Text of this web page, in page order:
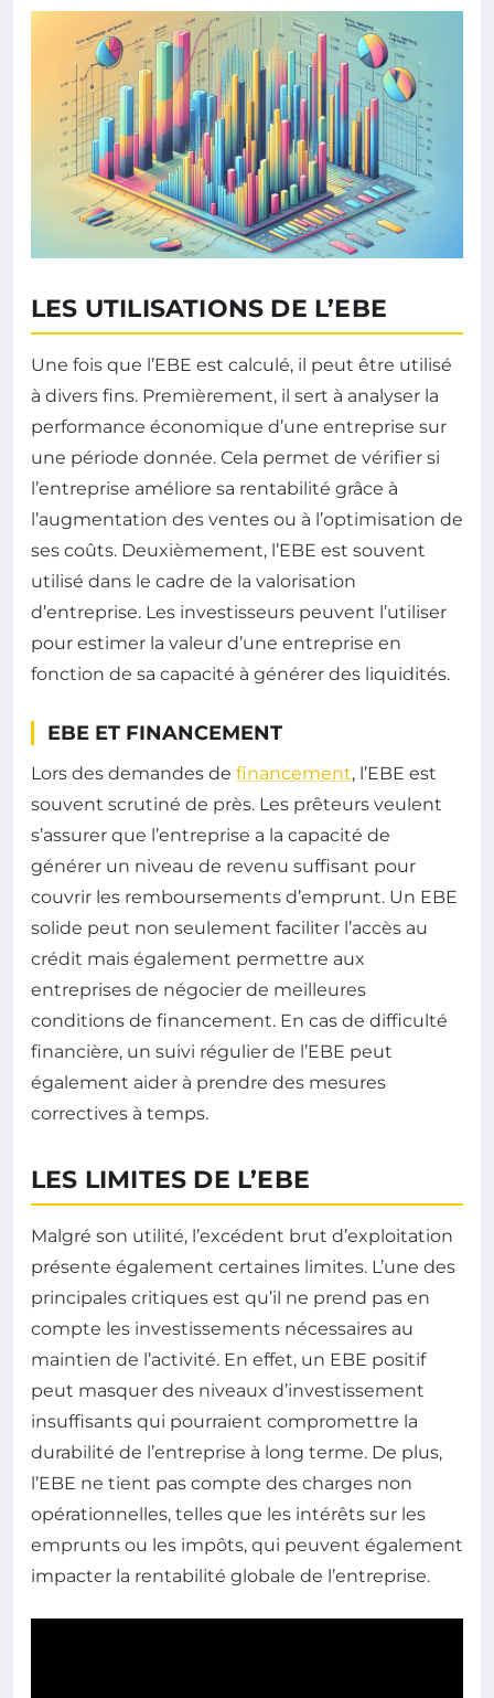
LES UTILISATIONS DE L’EBE
Une fois que l’EBE est calculé, il peut être utilisé
à divers fins. Premièrement, il sert à analyser la
performance économique d’une entreprise sur
une période donnée. Cela permet de vérifier si
l’entreprise améliore sa rentabilité grâce à
l’augmentation des ventes ou à l’optimisation de
ses coûts. Deuxièmement, l’EBE est souvent
utilisé dans le cadre de la valorisation
d’entreprise. Les investisseurs peuvent l’utiliser
pour estimer la valeur d’une entreprise en
fonction de sa capacité à générer des liquidités.
EBE ET FINANCEMENT
Lors des demandes de financement, l’EBE est
souvent scrutiné de près. Les prêteurs veulent
s’assurer que l’entreprise a la capacité de
générer un niveau de revenu suffisant pour
couvrir les remboursements d’emprunt. Un EBE
solide peut non seulement faciliter l’accès au
crédit mais également permettre aux
entreprises de négocier de meilleures
conditions de financement. En cas de difficulté
financière, un suivi régulier de l’EBE peut
également aider à prendre des mesures
correctives à temps.
LES LIMITES DE L’EBE
Malgré son utilité, l’excédent brut d’exploitation
présente également certaines limites. L’une des
principales critiques est qu’il ne prend pas en
compte les investissements nécessaires au
maintien de l’activité. En effet, un EBE positif
peut masquer des niveaux d’investissement
insuffisants qui pourraient compromettre la
durabilité de l’entreprise à long terme. De plus,
l’EBE ne tient pas compte des charges non
opérationnelles, telles que les intérêts sur les
emprunts ou les impôts, qui peuvent également
impacter la rentabilité globale de l’entreprise.